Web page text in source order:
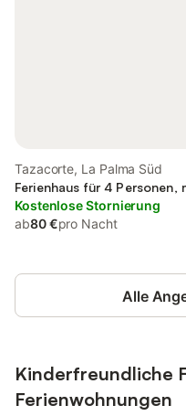
Tazacorte, La Palma Süd
Ferienhaus für 4 Personen,
Kostenlose Stornierung
ab80 €pro Nacht
Alle
Kinderfreundliche
Ferienwohnungen